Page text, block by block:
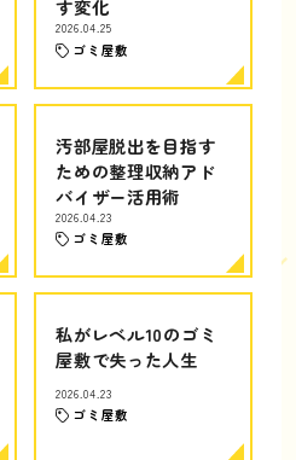
す変化
2026.04.25
ゴミ屋敷
汚部屋脱出を目指す
ための整理収納アド
バイザー活用術
2026.04.23
ゴミ屋敷
私がレベル10のゴミ
屋敷で失った人生
2026.04.23
ゴミ屋敷